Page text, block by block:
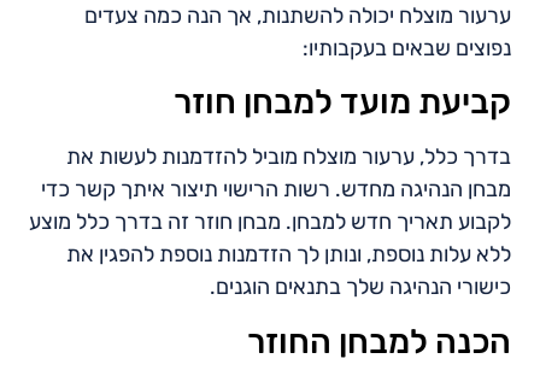
ערעור מוצלח יכולה להשתנות, אך הנה כמה צעדים
נפוצים שבאים בעקבותיו:
קביעת מועד למבחן חוזר
בדרך כלל, ערעור מוצלח מוביל להזדמנות לעשות את
מבחן הנהיגה מחדש. רשות הרישוי תיצור איתך קשר כדי
לקבוע תאריך חדש למבחן. מבחן חוזר זה בדרך כלל מוצע
ללא עלות נוספת, ונותן לך הזדמנות נוספת להפגין את
כישורי הנהיגה שלך בתנאים הוגנים.
הכנה למבחן החוזר